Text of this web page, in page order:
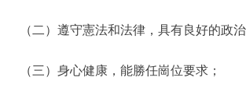
（二）遵守憲法和法律，具有良好的政治
（三）身心健康，能勝任崗位要求；